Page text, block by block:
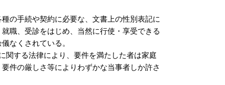
の手続や契約に必要な、文書上の性別表記に
職、受診をはじめ、当然に行使・享受できる
なくされている。
する法律により、要件を満たした者は家庭
件の厳しさ等によりわずかな当事者しか許さ